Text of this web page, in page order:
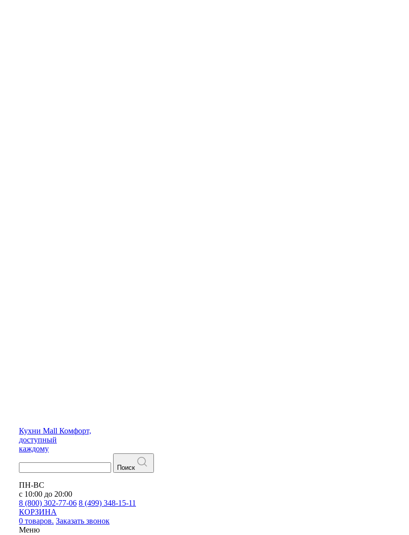
Кухни Mall Комфорт,
доступный
каждому
Поиск
ПН-ВС
с 10:00 до 20:00
8 (800) 302-77-06 8 (499) 348-15-11
КОРЗИНА
0 товаров. Заказать звонок
Меню